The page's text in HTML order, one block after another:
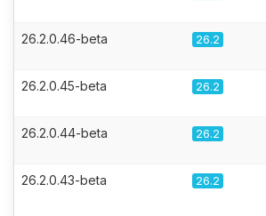
26.2.0.46-beta 26.2
26.2.0.45-beta 26.2
26.2.0.44-beta 26.2
26.2.0.43-beta 26.2